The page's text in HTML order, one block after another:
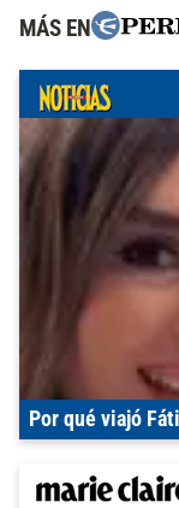
MÁS EN
Por qué viajó